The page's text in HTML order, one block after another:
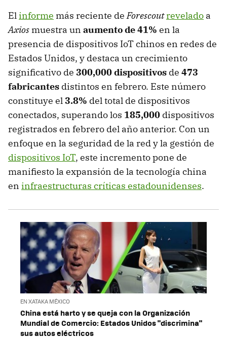
Elinforme más reciente deForescoutrevelado a
Axios muestra un aumento de 41% en la
presencia de dispositivos IoT chinos en redes de
Estados Unidos, y destaca un crecimiento
significativo de 300,000 dispositivos de 473
fabricantes distintos en febrero. Este número
constituye el3.8% del total de dispositivos
conectados, superando los 185,000 dispositivos
registrados en febrero del año anterior. Con un
enfoque en la seguridad de la red y la gestión de
dispositivos IoT, este incremento pone de
manifiesto la expansión de la tecnología china
en infraestructuras críticas estadounidenses.
EN XATAKA MÉXICO
China está harto y se queja con la Organización
Mundial de Comercio: Estados Unidos "discrimina"
sus autos eléctricos